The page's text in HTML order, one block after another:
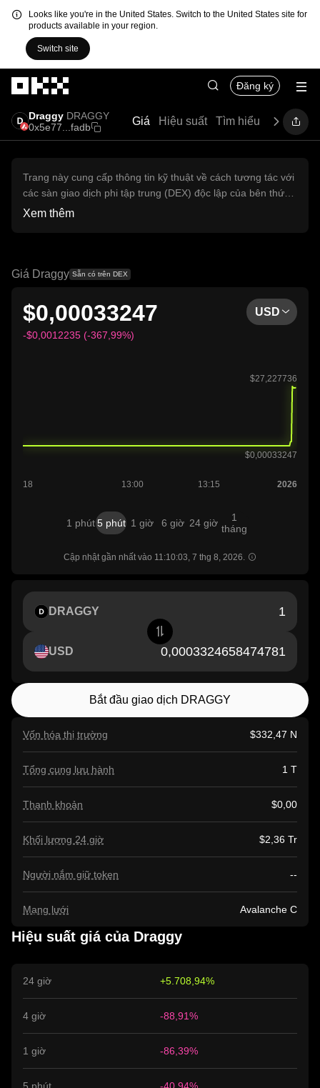
Looks like you're in the United States. Switch to the United States site for
products available in your region.
Switch site
Đăng ký
Draggy DRAGGY
0x5e77...fadb
Giá Hiệu suất Tìm hiểu Hướng
Trang này cung cấp thông tin kỹ thuật về cách tương tác với
các sàn giao dịch phi tập trung (DEX) độc lập của bên thứ
ba. Không thể truy cập các tài sản được nhắc đến ở đây
cấp khuyến nghị đầu tư và không chịu trách nhiệm về mọi
Xem thêm
Giá Draggy Sẵn có trên DEX
$0,00033247
-$0,0012235 (-367,99%)
USD
1 phút 5 phút 1 giờ 6 giờ 24 giờ
1
tháng
Cập nhật gần nhất vào 11:10:03, 7 thg 8, 2026.
Vốn hóa thị trường $332,47 N
Tổng cung lưu hành 1 T
Thanh khoản $0,00
Khối lượng 24 giờ $2,36 Tr
Người nắm giữ token --
Mạng lưới Avalanche C
DRAGGY
USD
Bắt đầu giao dịch DRAGGY
Hiệu suất giá của Draggy
24 giờ +5.708,94%
4 giờ -88,91%
1 giờ -86,39%